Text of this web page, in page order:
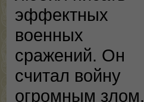
эффектных
военных
сражений. Он
считал войну
огромным злом,